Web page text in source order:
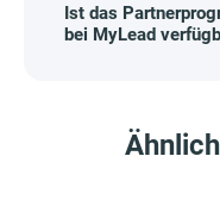
Ist das
bei MyLead